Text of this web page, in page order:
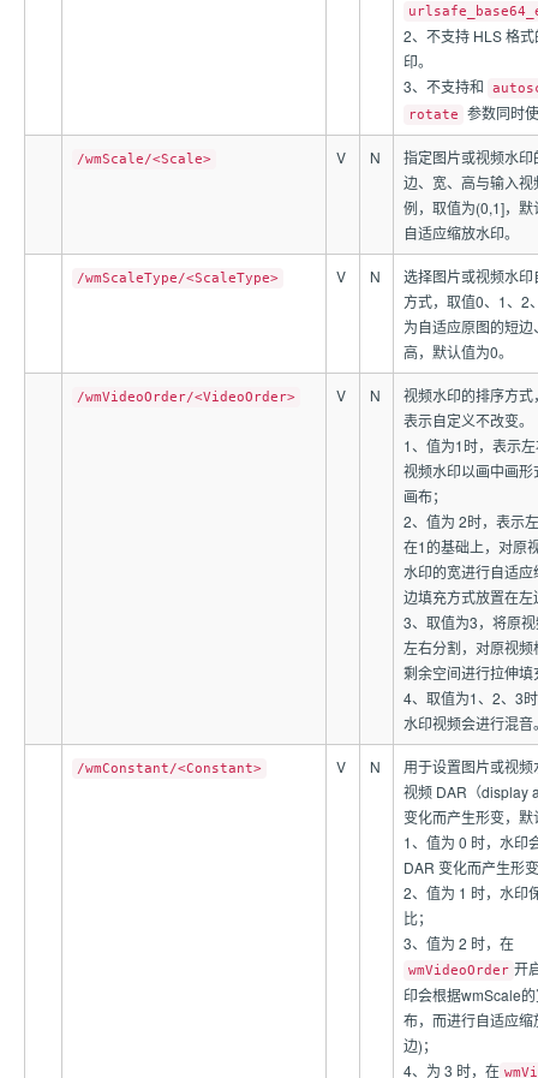
2、不支持 HLS 格
印。
3、不支持和
rotate
参数同时
/wmScale/<Scale> V N
指定图片或视频水印
边、宽、高与输入视
例，取值为(0,1]，默
自适应缩放水印。
/wmScaleType/<ScaleType> V N
选择图片或视频水印
方式，取值0、1、2
为自适应原图的短
高，默认值为0。
/wmVideoOrder/<VideoOrder> V N
视频水印的排序方式
表示自定义不改变。
1、值为1时，表示
视频水印以画中画形
画布；
2、值为 2时，表示
在1的基础上，对原
水印的宽进行自适应
边填充方式放置在左
3、取值为3，将原
左右分割，对原视频
剩余空间进行拉伸填
4、取值为1、2、3
水印视频会进行混音
/wmConstant/<Constant> V N
用于设置图片或视
视频 DAR（display
变化而产生形变，默
1、值为 0 时，水印
DAR 变化而产生形
2、值为 1 时，水印
比；
3、值为 2 时，在
wmVideoOrder 开
印会根据wmScale
布，而进行自适应缩
边)；
4、为 3 时，在